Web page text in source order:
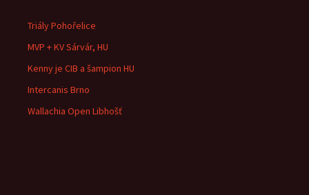
Triály Pohořelice
MVP + KV Sárvár, HU
Kenny je CIB a šampion HU
Intercanis Brno
Wallachia Open Libhošť